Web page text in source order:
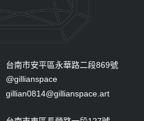
台南市安平區永華路二段869號
@gillianspace
gillian0814@gillianspace.art